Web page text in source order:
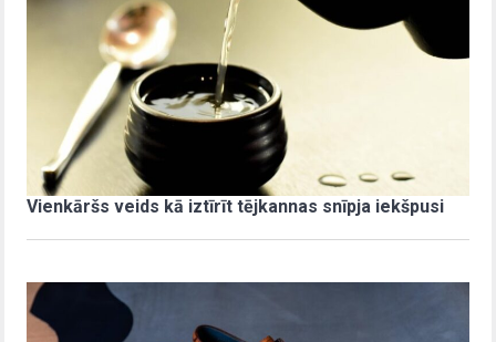
Vienkāršs veids kā iztīrīt tējkannas snīpja iekšpusi